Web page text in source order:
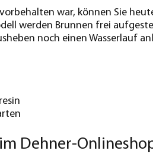
war, können Sie
werden Brunnen frei
noch einen Wasserlauf
Dehner-